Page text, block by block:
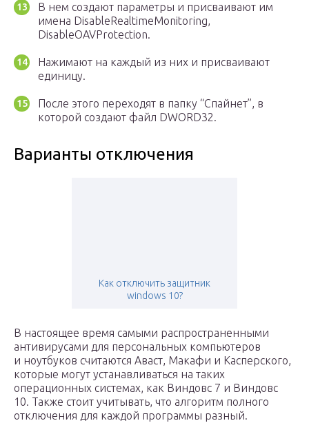
В нем создают параметры и присваивают им
имена DisableRealtimeMonitoring,
DisableOAVProtection.
Нажимают на каждый из них и присваивают
единицу.
После этого переходят в папку “Спайнет”, в
которой создают файл DWORD32.
Варианты отключения
Как отключить защитник
windows 10?
В настоящее время самыми распространенными
антивирусами для персональных компьютеров
и ноутбуков считаются Аваст, Макафи и Касперского,
которые могут устанавливаться на таких
операционных системах, как Виндовс 7 и Виндовс
10. Также стоит учитывать, что алгоритм полного
отключения для каждой программы разный.